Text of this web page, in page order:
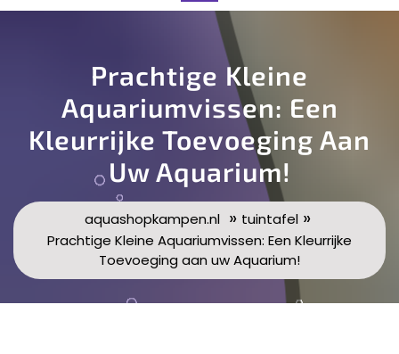
Prachtige Kleine
Aquariumvissen: Een
Kleurrijke Toevoeging Aan
Uw Aquarium!
aquashopkampen.nl» tuintafel»
Prachtige Kleine Aquariumvissen: Een Kleurrijke
Toevoeging aan uw Aquarium!